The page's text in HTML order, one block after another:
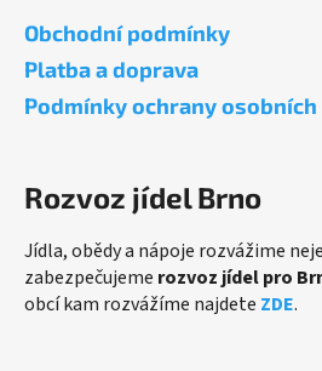
Obchodní podmínky
Platba a doprava
Podmínky ochrany osobních
Rozvoz jídel Brno
Jídla, obědy a nápoje rozvážime
zabezpečujeme rozvoz jídel pro
obcí kam rozvážíme najdete ZDE.